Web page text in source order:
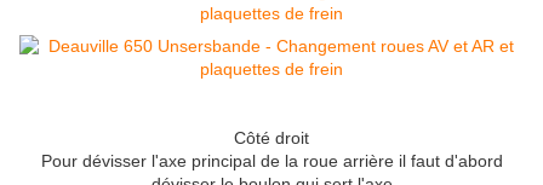
Côté droit
Pour dévisser l'axe principal de la roue arrière il faut d'abord